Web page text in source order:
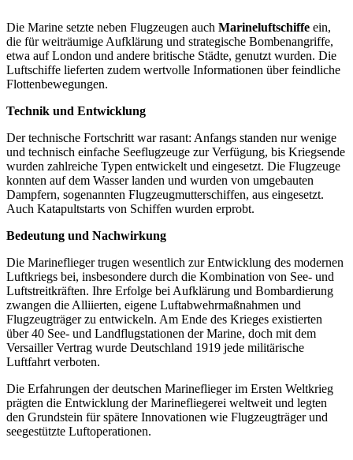
Die Marine setzte neben Flugzeugen auch Marineluftschiffe ein,
die für weiträumige Aufklärung und strategische Bombenangriffe,
etwa auf London und andere britische Städte, genutzt wurden. Die
Luftschiffe lieferten zudem wertvolle Informationen über feindliche
Flottenbewegungen.
Technik und Entwicklung
Der technische Fortschritt war rasant: Anfangs standen nur wenige
und technisch einfache Seeflugzeuge zur Verfügung, bis Kriegsende
wurden zahlreiche Typen entwickelt und eingesetzt. Die Flugzeuge
konnten auf dem Wasser landen und wurden von umgebauten
Dampfern, sogenannten Flugzeugmutterschiffen, aus eingesetzt.
Auch Katapultstarts von Schiffen wurden erprobt.
Bedeutung und Nachwirkung
Die Marineflieger trugen wesentlich zur Entwicklung des modernen
Luftkriegs bei, insbesondere durch die Kombination von See- und
Luftstreitkräften. Ihre Erfolge bei Aufklärung und Bombardierung
zwangen die Alliierten, eigene Luftabwehrmaßnahmen und
Flugzeugträger zu entwickeln. Am Ende des Krieges existierten
über 40 See- und Landflugstationen der Marine, doch mit dem
Versailler Vertrag wurde Deutschland 1919 jede militärische
Luftfahrt verboten.
Die Erfahrungen der deutschen Marineflieger im Ersten Weltkrieg
prägten die Entwicklung der Marinefliegerei weltweit und legten
den Grundstein für spätere Innovationen wie Flugzeugträger und
seegestützte Luftoperationen.